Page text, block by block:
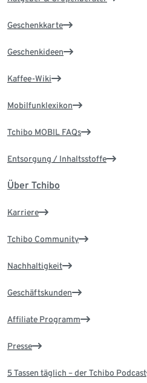
Geschenkkarte
Geschenkideen
Kaffee-Wiki
Mobilfunklexikon
Tchibo MOBIL FAQs
Entsorgung / Inhaltsstoffe
Über Tchibo
Karriere
Tchibo Community
Nachhaltigkeit
Geschäftskunden
Affiliate Programm
Presse
5 Tassen täglich – der Tchibo Podcast